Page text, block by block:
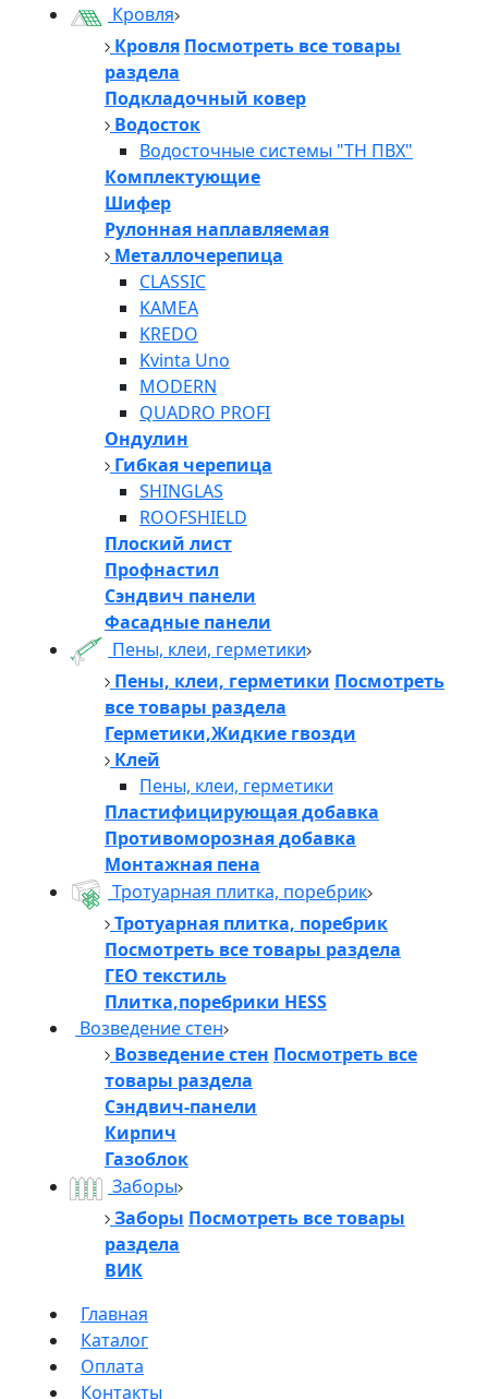
Кровля
Кровля Посмотреть все товары
раздела
Подкладочный ковер
Водосток
Водосточные системы "ТН ПВХ"
Комплектующие
Шифер
Рулонная наплавляемая
Металлочерепица
CLASSIC
KAMEA
KREDO
Kvinta Uno
MODERN
QUADRO PROFI
Ондулин
Гибкая черепица
SHINGLAS
ROOFSHIELD
Плоский лист
Профнастил
Сэндвич панели
Фасадные панели
Пены, клеи, герметики
Пены, клеи, герметики Посмотреть
все товары раздела
Герметики,Жидкие гвозди
Клей
Пены, клеи, герметики
Пластифицирующая добавка
Противоморозная добавка
Монтажная пена
Тротуарная плитка, поребрик
Тротуарная плитка, поребрик
Посмотреть все товары раздела
ГЕО текстиль
Плитка,поребрики HESS
Возведение стен
Возведение стен Посмотреть все
товары раздела
Сэндвич-панели
Кирпич
Газоблок
Заборы
Заборы Посмотреть все товары
раздела
ВИК
Главная
Каталог
Оплата
Контакты